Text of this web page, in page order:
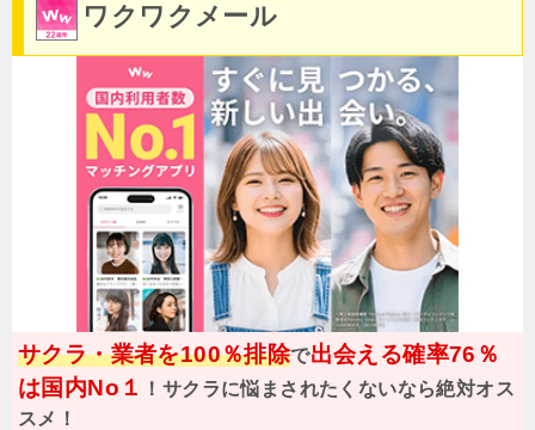
ワクワクメール
サクラ・業者を100％排除で出会える確率76％
は国内No１
！サクラに悩まされたくないなら絶対オス
スメ！